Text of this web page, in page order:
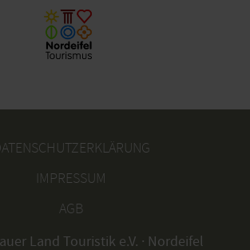
IMPRESSUM
AGB
Land Touristik e.V. · Nordeifel